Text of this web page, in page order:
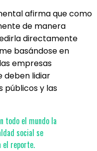
afirma que como
de manera
directamente
basándose en
empresas
deben lidiar
públicos y las
todo el mundo la
social se
el reporte.